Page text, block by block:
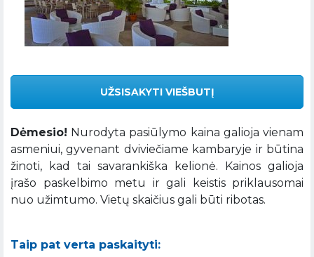
UŽSISAKYTI VIEŠBUTĮ
Dėmesio! Nurodyta pasiūlymo kaina galioja vienam
asmeniui, gyvenant dviviečiame kambaryje ir būtina
žinoti, kad tai savarankiška kelionė. Kainos galioja
įrašo paskelbimo metu ir gali keistis priklausomai
nuo užimtumo. Vietų skaičius gali būti ribotas.
Taip pat verta paskaityti: